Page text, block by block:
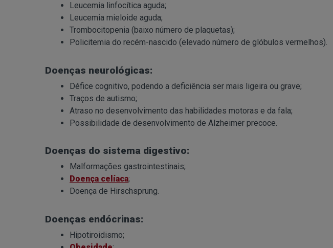
Leucemia linfocítica aguda;
Leucemia mieloide aguda;
Trombocitopenia (baixo número de plaquetas);
Policitemia do recém-nascido (elevado número de glóbulos vermelhos).
Doenças neurológicas:
Défice cognitivo, podendo a deficiência ser mais ligeira ou grave;
Traços de autismo;
Atraso no desenvolvimento das habilidades motoras e da fala;
Possibilidade de desenvolvimento de Alzheimer precoce.
Doenças do sistema digestivo:
Malformações gastrointestinais;
Doença celíaca;
Doença de Hirschsprung.
Doenças endócrinas:
Hipotiroidismo;